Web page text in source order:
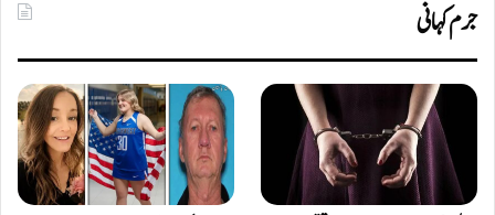
جرم کہانی